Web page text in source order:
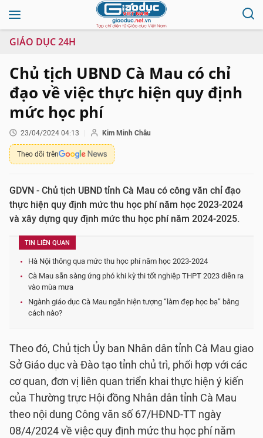
GIÁO DỤC 24H
Chủ tịch UBND Cà Mau có chỉ
đạo về việc thực hiện quy định
mức học phí
23/04/2024 04:13 Kim Minh Châu
Theo dõi trên
GDVN - Chủ tịch UBND tỉnh Cà Mau có công văn chỉ đạo
thực hiện quy định mức thu học phí năm học 2023-2024
và xây dựng quy định mức thu học phí năm 2024-2025.
TIN LIÊN QUAN
Hà Nội thông qua mức thu học phí năm học 2023-2024
Cà Mau sẵn sàng ứng phó khi kỳ thi tốt nghiệp THPT 2023 diễn ra
vào mùa mưa
Ngành giáo dục Cà Mau ngăn hiện tượng “làm đẹp học bạ” bằng
cách nào?
Theo đó, Chủ tịch Ủy ban Nhân dân tỉnh Cà Mau giao
Sở Giáo dục và Đào tạo tỉnh chủ trì, phối hợp với các
cơ quan, đơn vị liên quan triển khai thực hiện ý kiến
của Thường trực Hội đồng Nhân dân tỉnh Cà Mau
theo nội dung Công văn số 67/HĐND-TT ngày
08/4/2024 về việc quy định mức thu học phí năm